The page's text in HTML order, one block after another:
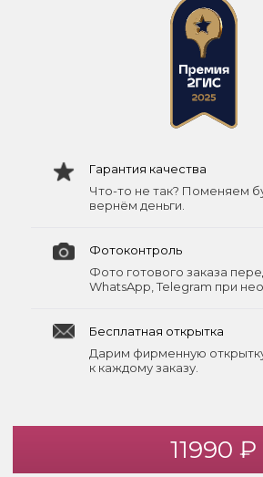
Гарантия качества
Что-то не так? Поменяем
вернём деньги.
Фотоконтроль
Фото готового заказа
WhatsApp, Telegram при
Бесплатная открытка
Дарим фирменную
к каждому заказу.
11990 ₽